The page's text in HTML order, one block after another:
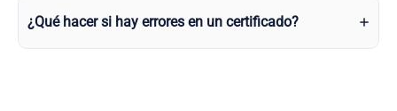
¿Qué hacer si hay errores en un certificado?